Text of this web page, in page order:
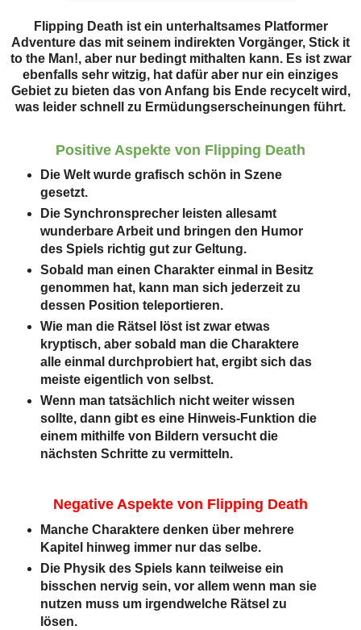
Flipping Death ist ein unterhaltsames Platformer
Adventure das mit seinem indirekten Vorgänger, Stick it
to the Man!, aber nur bedingt mithalten kann. Es ist zwar
ebenfalls sehr witzig, hat dafür aber nur ein einziges
Gebiet zu bieten das von Anfang bis Ende recycelt wird,
was leider schnell zu Ermüdungserscheinungen führt.
Positive Aspekte von Flipping Death
Die Welt wurde grafisch schön in Szene
gesetzt.
Die Synchronsprecher leisten allesamt
wunderbare Arbeit und bringen den Humor
des Spiels richtig gut zur Geltung.
Sobald man einen Charakter einmal in Besitz
genommen hat, kann man sich jederzeit zu
dessen Position teleportieren.
Wie man die Rätsel löst ist zwar etwas
kryptisch, aber sobald man die Charaktere
alle einmal durchprobiert hat, ergibt sich das
meiste eigentlich von selbst.
Wenn man tatsächlich nicht weiter wissen
sollte, dann gibt es eine Hinweis-Funktion die
einem mithilfe von Bildern versucht die
nächsten Schritte zu vermitteln.
Negative Aspekte von Flipping Death
Manche Charaktere denken über mehrere
Kapitel hinweg immer nur das selbe.
Die Physik des Spiels kann teilweise ein
bisschen nervig sein, vor allem wenn man sie
nutzen muss um irgendwelche Rätsel zu
lösen.